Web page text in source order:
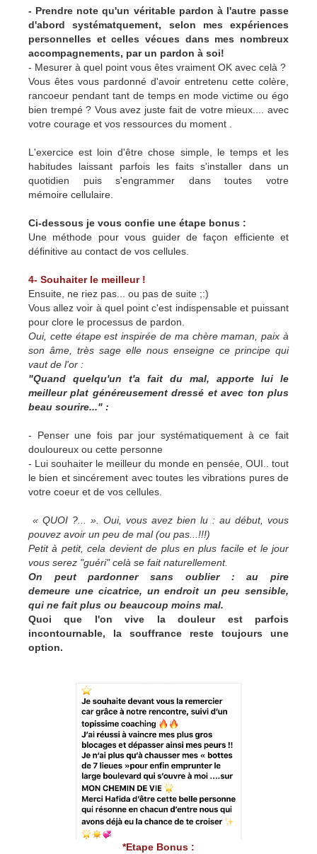
- Prendre note qu'un véritable pardon à l'autre passe
d'abord systématquement, selon mes expériences
personnelles et celles vécues dans mes nombreux
accompagnements, par un pardon à soi!
- Mesurer à quel point vous êtes vraiment OK avec celà ?
Vous êtes vous pardonné d'avoir entretenu cette colère,
rancoeur pendant tant de temps en mode victime ou égo
bien trempé ? Vous avez juste fait de votre mieux.... avec
votre courage et vos ressources du moment .
L'exercice est loin d'être chose simple, le temps et les
habitudes laissant parfois les faits s'installer dans un
quotidien puis s'engrammer dans toutes votre
mémoire cellulaire.
Ci-dessous je vous confie une étape bonus :
Une méthode pour vous guider de façon efficiente et
définitive au contact de vos cellules.
4- Souhaiter le meilleur !
Ensuite, ne riez pas... ou pas de suite ;:)
Vous allez voir à quel point c'est indispensable et puissant
pour clore le processus de pardon.
Oui, cette étape est inspirée de ma chère maman, paix à
son âme, très sage elle nous enseigne ce principe qui
vaut de l'or :
"Quand quelqu'un t'a fait du mal, apporte lui le
meilleur plat généreusement dressé et avec ton plus
beau sourire..." :
- Penser une fois par jour systématiquement à ce fait
douloureux ou cette personne
- Lui souhaiter le meilleur du monde en pensée, OUI.. tout
le bien et sincérement avec toutes les vibrations pures de
votre coeur et de vos cellules.
« QUOI ?... ». Oui, vous avez bien lu : au début, vous
pouvez avoir un peu de mal (ou pas...!!!)
Petit à petit, cela devient de plus en plus facile et le jour
vous serez "guéri" celà se fait naturellement.
On peut pardonner sans oublier : au pire
demeure une cicatrice, un endroit un peu sensible,
qui ne fait plus ou beaucoup moins mal.
Quoi que l'on vive la douleur est parfois
incontournable, la souffrance reste toujours une
option.
*Etape Bonus :